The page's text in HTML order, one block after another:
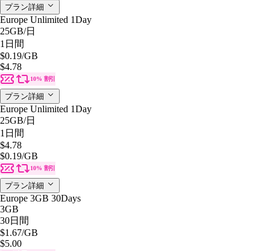
プラン詳細
Europe Unlimited 1Day
25GB/日
1日間
$0.19/GB
$4.78
10% 割引
プラン詳細
Europe Unlimited 1Day
25GB/日
1日間
$4.78
$0.19/GB
10% 割引
プラン詳細
Europe 3GB 30Days
3GB
30日間
$1.67/GB
$5.00